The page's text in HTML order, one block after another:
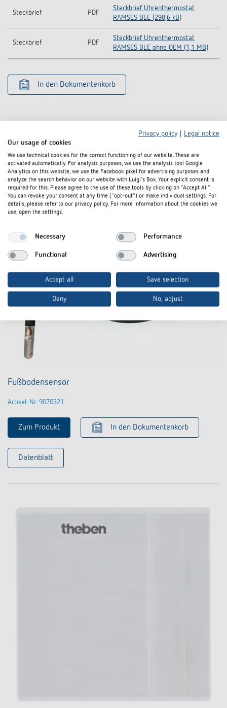
Steckbrief PDF
Steckbrief Uhrenthermostat
RAMSES BLE (298,6 kB)
Steckbrief PDF
Steckbrief Uhrenthermostat
RAMSES BLE ohne OEM (1,1 MB)
In den Dokumentenkorb
Fußbodensensor
Artikel-Nr. 9070321
Zum Produkt In den Dokumentenkorb
Datenblatt
Privacy policy
Legal notice
Our usage of cookies
We use technical cookies for the correct functioning of our website. These are
activated automatically. For analysis purposes, we use the analysis tool Google
Analytics on this website, we use the Facebook pixel for advertising purposes and
analyze the search behavior on our website with Luigi's Box. Your explicit consent is
required for this. Please agree to the use of these tools by clicking on "Accept All".
You can revoke your consent at any time ("opt-out") or make individual settings. For
details, please refer to our privacy policy. For more information about the cookies we
use, open the settings.
Necessary Performance
Functional Advertising
Accept all Save selection
Deny No, adjust